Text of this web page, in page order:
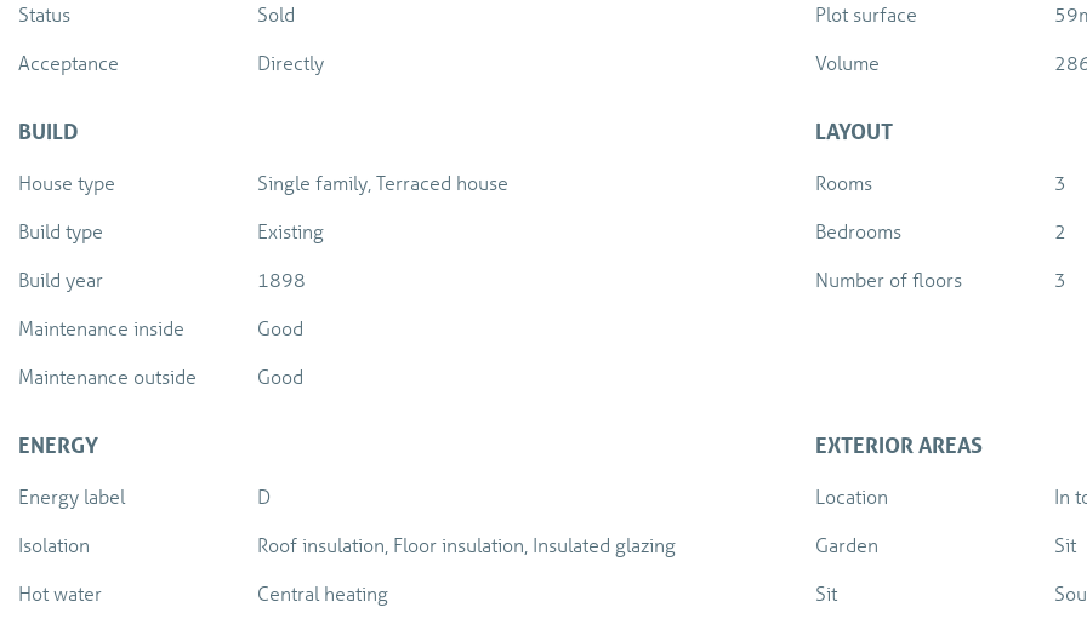
Status
Sold
Acceptance
Directly
Plot surface
Volume
BUILD
House type
Single family, Terraced house
Build type
Existing
Build year
1898
Maintenance inside
Good
Maintenance outside
Good
LAYOUT
Rooms
3
Bedrooms
2
Number of floors
3
ENERGY
Energy label
D
Isolation
Roof insulation, Floor insulation, Insulated glazing
Hot water
Central heating
EXTERIOR AREAS
Location
In
Garden
Sit
Sit